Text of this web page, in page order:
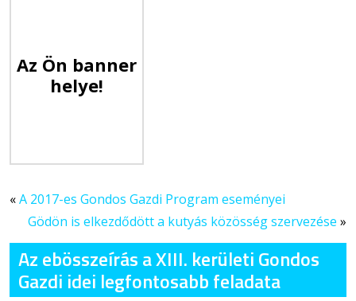
Az Ön banner
helye!
«A 2017-es Gondos Gazdi Program eseményei
Gödön is elkezdődött a kutyás közösség szervezése »
Az ebösszeírás a XIII. kerületi Gondos
Gazdi idei legfontosabb feladata